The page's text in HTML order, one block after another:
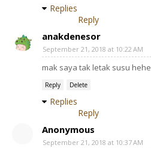
Replies
Reply
anakdenesor
September 21, 2018 at 10:22 AM
mak saya tak letak susu hehe
Reply Delete
Replies
Reply
Anonymous
September 21, 2018 at 10:37 AM